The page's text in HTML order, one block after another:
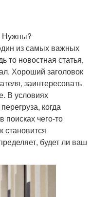
Нужны?
из самых важных
то новостная статья,
Хороший заголовок
заинтересовать
В условиях
когда
поисках чего-то
становится
будет ли ваш